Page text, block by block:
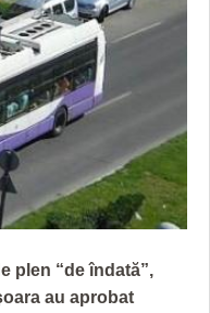
plen “de îndată”,
au aprobat